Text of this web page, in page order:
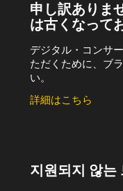
申し訳ありま
は古くなって
デジタル・コンサ
ただくために、ブ
い。
詳細はこちら
지원되지 않는